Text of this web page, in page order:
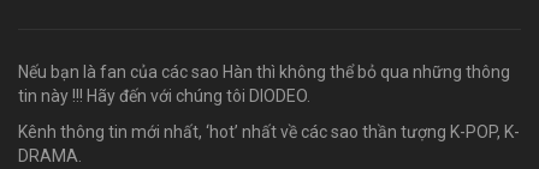
Nếu bạn là fan của các sao Hàn thì không thể bỏ qua những thông
tin này !!! Hãy đến với chúng tôi DIODEO.
Kênh thông tin mới nhất, ‘hot’ nhất về các sao thần tượng K-POP, K-
DRAMA.